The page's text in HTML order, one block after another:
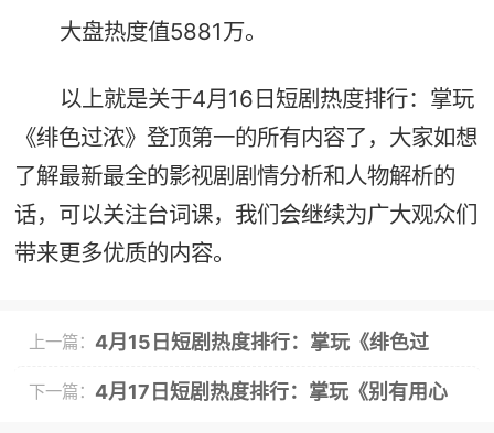
大盘热度值5881万。
以上就是关于4月16日短剧热度排行：掌玩
《绯色过浓》登顶第一的所有内容了，大家如想
了解最新最全的影视剧剧情分析和人物解析的
话，可以关注台词课，我们会继续为广大观众们
带来更多优质的内容。
上一篇： 4月15日短剧热度排行：掌玩《绯色过
浓》登顶第一
下一篇： 4月17日短剧热度排行：掌玩《别有用心